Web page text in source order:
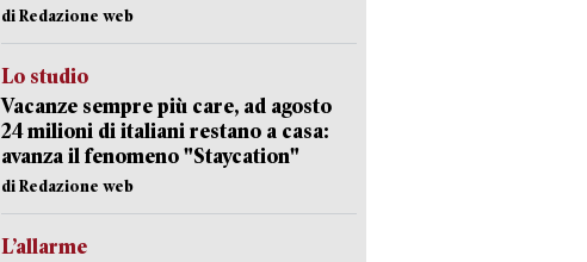
di Redazione web
Lo studio
Vacanze sempre più care, ad agosto
24 milioni di italiani restano a casa:
avanza il fenomeno "Staycation"
di Redazione web
L’allarme